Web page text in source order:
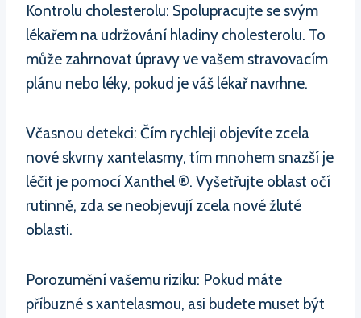
Kontrolu cholesterolu: Spolupracujte se svým
lékařem na udržování hladiny cholesterolu. To
může zahrnovat úpravy ve vašem stravovacím
plánu nebo léky, pokud je váš lékař navrhne.
Včasnou detekci: Čím rychleji objevíte zcela
nové skvrny xantelasmy, tím mnohem snazší je
léčit je pomocí Xanthel ®. Vyšetřujte oblast očí
rutinně, zda se neobjevují zcela nové žluté
oblasti.
Porozumění vašemu riziku: Pokud máte
příbuzné s xantelasmou, asi budete muset být